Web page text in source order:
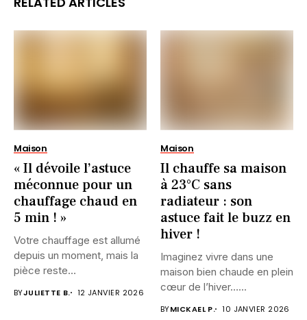
Maison
« Il dévoile l’astuce
méconnue pour un
chauffage chaud en
5 min ! »
Votre chauffage est allumé
depuis un moment, mais la
pièce reste
BYJULIETTE B. 12 JANVIER 2026
Maison
Il chauffe sa maison
à 23°C sans
radiateur : son
astuce fait le buzz en
hiver !
Imaginez vivre dans une
maison bien chaude en plein
cœur de l’hiver…...
BYMICKAEL P. 10 JANVIER 2026